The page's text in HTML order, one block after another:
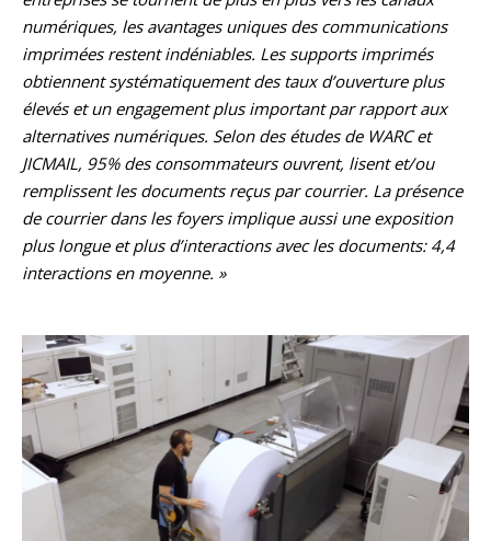
numériques, les avantages uniques des communications
imprimées restent indéniables. Les supports imprimés
obtiennent systématiquement des taux d’ouverture plus
élevés et un engagement plus important par rapport aux
alternatives numériques. Selon des études de WARC et
JICMAIL, 95% des consommateurs ouvrent, lisent et/ou
remplissent les documents reçus par courrier. La présence
de courrier dans les foyers implique aussi une exposition
plus longue et plus d’interactions avec les documents: 4,4
interactions en moyenne. »